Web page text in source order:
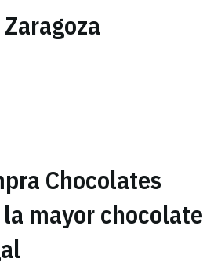
Chocolates
mayor